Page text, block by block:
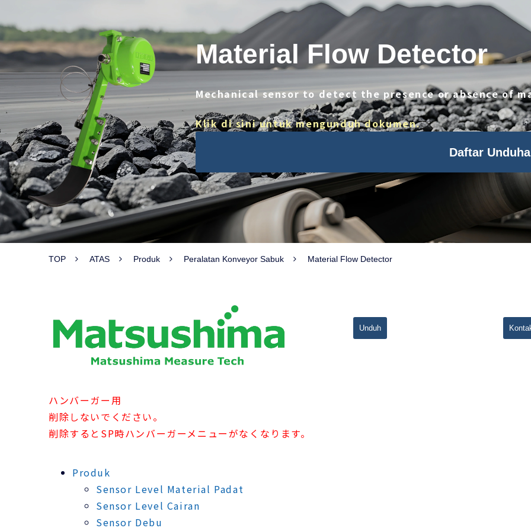
Material Flow Detector
Mechanical sensor to detect the presence or absence of
Klik di sini untuk mengunduh dokumen.
Daftar
TOP ATAS Produk Peralatan Konveyor Sabuk Material Flow Detector
Unduh
ハンバーガー用
削除しないでください。
削除するとSP時ハンバーガーメニューがなくなります。
Produk
Sensor Level Material Padat
Sensor Level Cairan
Sensor Debu